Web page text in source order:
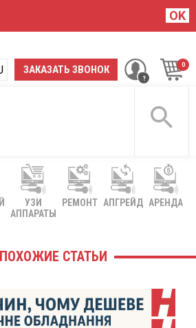
OK
ЗАКАЗАТЬ ЗВОНОК
УЗИ
АППАРАТЫ
РЕМОНТ АПГРЕЙД АРЕНДА
ПОХОЖИЕ СТАТЬИ